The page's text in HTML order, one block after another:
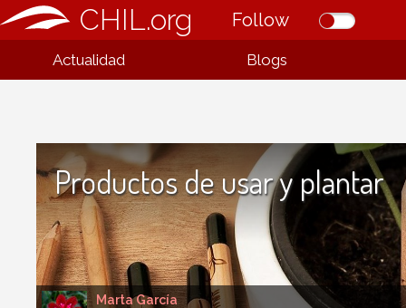
CHIL.org Follow
Actualidad Blogs
Marta García
Productos de usar y plantar